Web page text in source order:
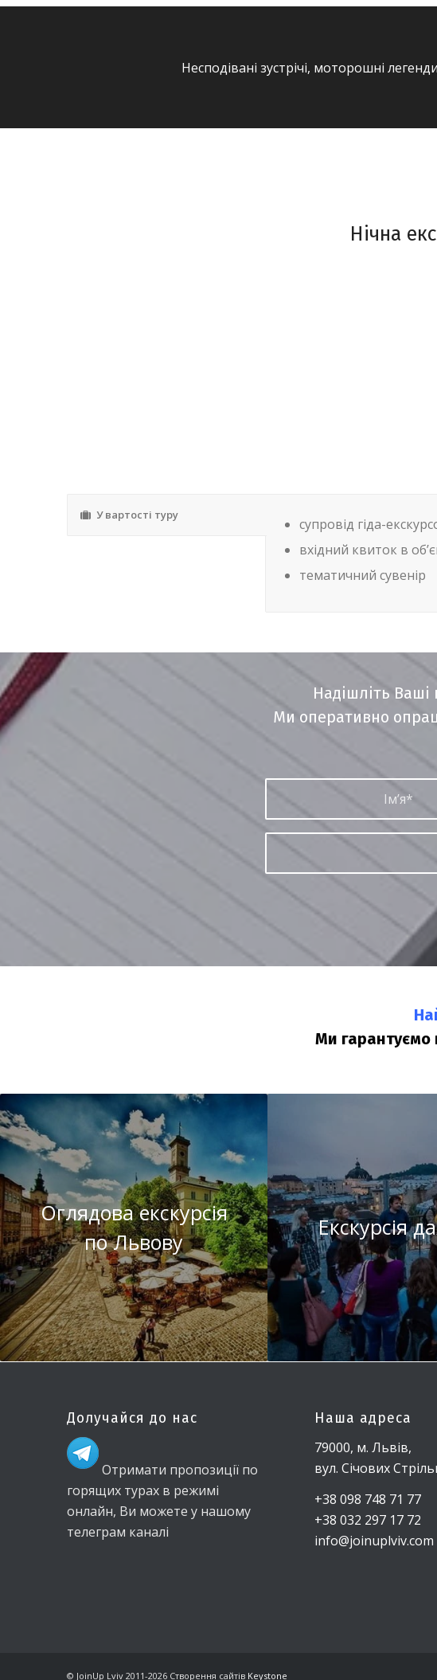
Несподівані зустрічі, моторошні
Нічна
У вартості туру
супровід гіда-
вхідний квиток в
тематичний сувенір
Надішліть Ваші
Ми оперативно
Ми гарантуємо
Оглядова екскурсія
по Львову
Екскурсія
Долучайся до нас
Отримати пропозиції по
горящих турах в режимі
онлайн, Ви можете у нашому
телеграм каналі
Наша адреса
79000, м. Львів,
вул. Січових
+38 098 748 71 77
+38 032 297 17 72
info@joinuplviv.com
© JoinUp Lviv 2011-2026 Створення сайтівKeystone